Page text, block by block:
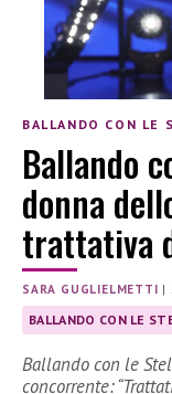
BALLANDO CON LE
Ballando
donna
trattativa
SARA GUGLIELMETTI |
BALLANDO CON LE
Ballando con le
concorrente: